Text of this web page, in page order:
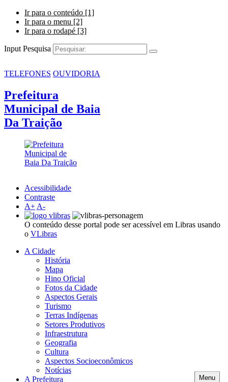
Ir para o conteúdo [1]
Ir para o menu [2]
Ir para o rodapé [3]
Input Pesquisa
TELEFONES OUVIDORIA
Prefeitura
Municipal de Baia
Da Traição
Menu
Acessibilidade
Contraste
A+ A-
O conteúdo desse portal pode ser acessível em Libras usando
o VLibras
A Cidade
História
Mapa
Hino Oficial
Fotos da Cidade
Aspectos Gerais
Turismo
Terras Indígenas
Setores Produtivos
Infraestrutura
Geografia
Cultura
Aspectos Socioeconômicos
Notícias
A Prefeitura